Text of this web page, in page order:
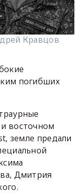
Кравцов
погибших
восточном
земле предали
Дмитрия